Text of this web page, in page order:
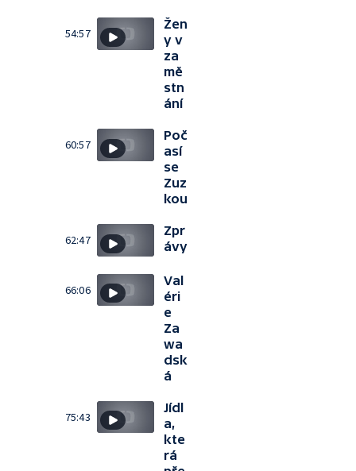
54:57
Žen
y v
za
mě
stn
ání
60:57
Poč
así
se
Zuz
kou
62:47
Zpr
ávy
66:06
Val
éri
e
Za
wa
dsk
á
75:43
Jídl
a,
kte
rá